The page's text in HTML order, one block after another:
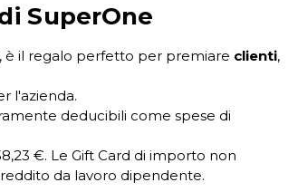
SuperOne
è il regalo perfetto per premiare clienti,
l'azienda.
deducibili come spese di
€. Le Gift Card di importo non
da lavoro dipendente.